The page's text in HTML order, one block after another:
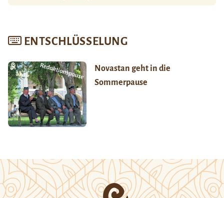
ENTSCHLÜSSELUNG
Novastan geht in die
Sommerpause